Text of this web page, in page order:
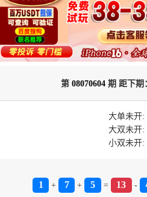
第 08070604 期 距下期
大单未开:
大双未开:
小双未开:
1 + 7 + 5 = 13 -